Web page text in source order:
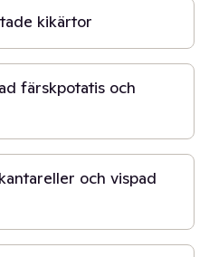
kikärtor
färskpotatis och
och vispad